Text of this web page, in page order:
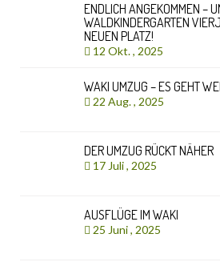
ENDLICH ANGEKOMMEN –
WALDKINDERGARTEN
NEUEN PLATZ!
12 Okt. , 2025
WAKI UMZUG – ES GEHT
22 Aug. , 2025
DER UMZUG RÜCKT NÄHER
17 Juli , 2025
AUSFLÜGE IM WAKI
25 Juni , 2025